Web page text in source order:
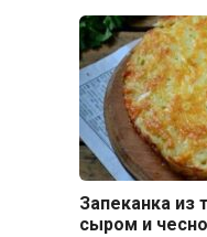
Зaпeкaнкa из
сыром и